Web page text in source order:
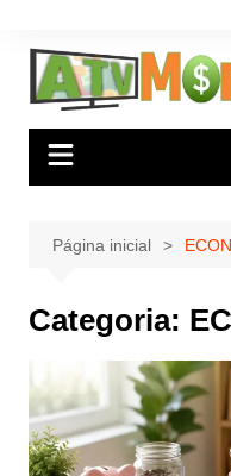
para
conteúdo
Página inicial
Categoria: